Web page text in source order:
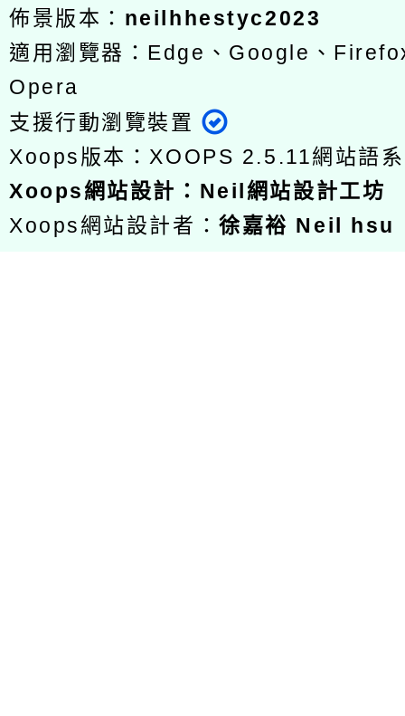
佈景版本： neilhhestyc2023
適用瀏覽器：Edge、Google、
Opera
支援行動瀏覽裝置
Xoops版本：XOOPS 2.5.11網站語
Xoops網站設計 ： Neil網站設計工坊
Xoops網站設計者：徐嘉裕 Neil hsu